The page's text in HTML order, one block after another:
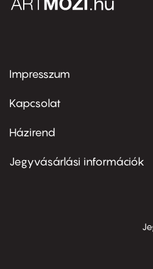
Footer
first
Impresszum
Kapcsolat
Footer
second
Házirend
Jegyvásárlási információk